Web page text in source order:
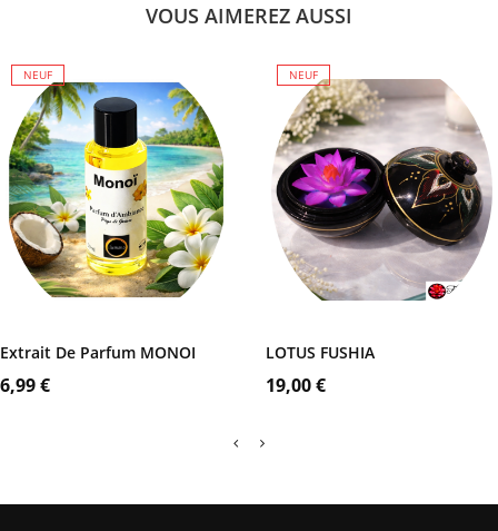
VOUS AIMEREZ AUSSI
NEUF
Extrait De Parfum MONOI
Prix
6,99 €
NEUF
Coffret
Noir
LOTUS FUSHIA
Prix
19,00 €